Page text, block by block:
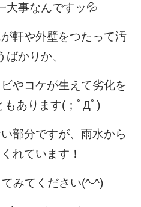
大事なんですッ💦
軒や外壁をつたって汚
ばかりか、
ビやコケが生えて劣化を
もあります(；ﾟДﾟ)
部分ですが、雨水から
れています！
みてください(^-^)